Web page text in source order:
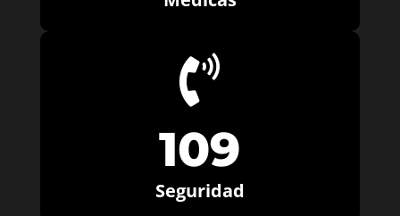

109
Seguridad